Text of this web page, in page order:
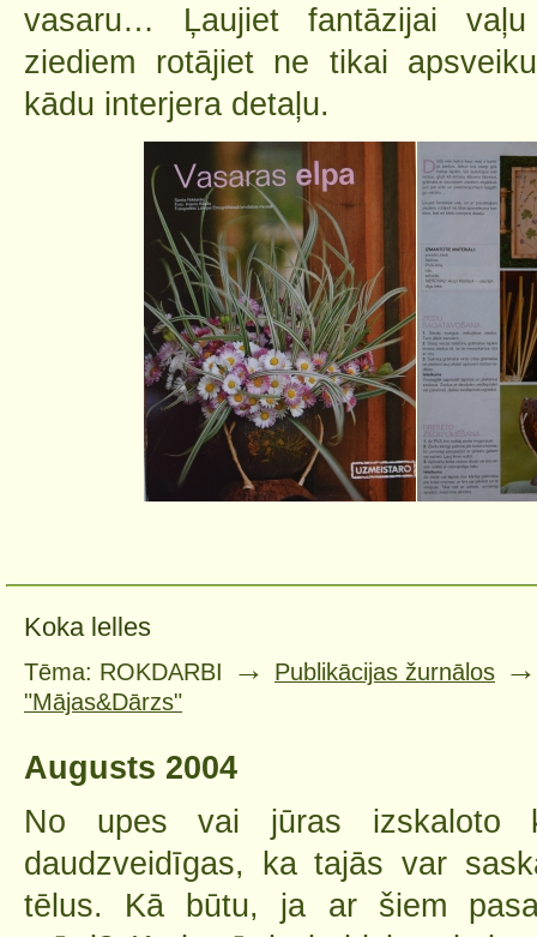
vasaru… Ļaujiet fantāzijai
ziediem rotājiet ne tikai
kādu interjera detaļu.
Koka lelles
Tēma: ROKDARBI → Publikācijas žurnālos
"Mājas&Dārzs"
Augusts 2004
No upes vai jūras izskaloto
daudzveidīgas, ka tajās var
tēlus. Kā būtu, ja ar šiem